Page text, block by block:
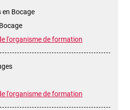
en Bocage
l'organisme de formation
l'organisme de formation